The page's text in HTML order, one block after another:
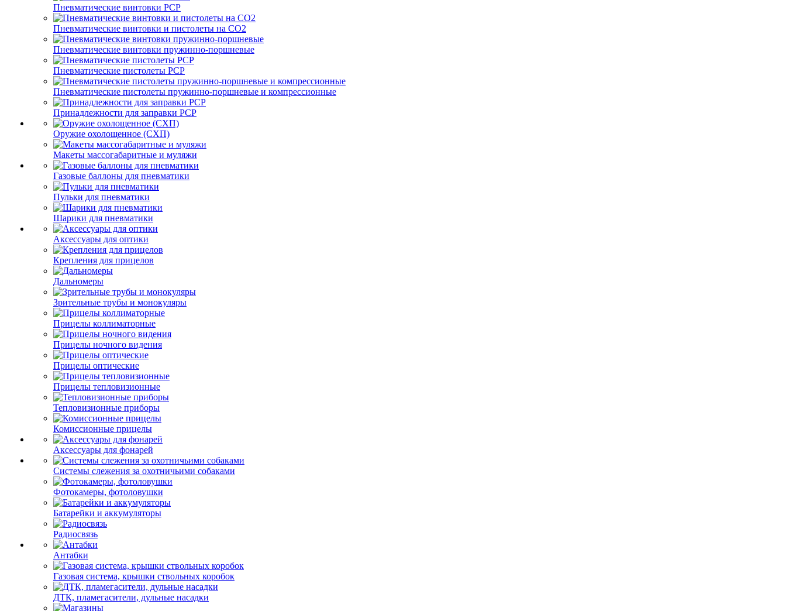
Пневматические винтовки PCP
Пневматические винтовки и пистолеты на CO2
Пневматические винтовки пружинно-поршневые
Пневматические пистолеты PCP
Пневматические пистолеты пружинно-поршневые и компрессионные
Принадлежности для заправки PCP
Оружие охолощенное (СХП)
Макеты массогабаритные и муляжи
Газовые баллоны для пневматики
Пульки для пневматики
Шарики для пневматики
Аксессуары для оптики
Крепления для прицелов
Дальномеры
Зрительные трубы и монокуляры
Прицелы коллиматорные
Прицелы ночного видения
Прицелы оптические
Прицелы тепловизионные
Тепловизионные приборы
Комиссионные прицелы
Аксессуары для фонарей
Системы слежения за охотничьими собаками
Фотокамеры, фотоловушки
Батарейки и аккумуляторы
Радиосвязь
Антабки
Газовая система, крышки ствольных коробок
ДТК, пламегасители, дульные насадки